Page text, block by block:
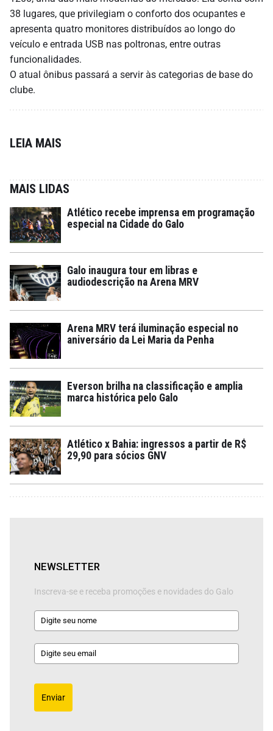
38 lugares, que privilegiam o conforto dos ocupantes e
apresenta quatro monitores distribuídos ao longo do
veículo e entrada USB nas poltronas, entre outras
funcionalidades.
O atual ônibus passará a servir às categorias de base do
clube.
LEIA MAIS
MAIS LIDAS
Atlético recebe imprensa em programação
especial na Cidade do Galo
Galo inaugura tour em libras e
audiodescrição na Arena MRV
Arena MRV terá iluminação especial no
aniversário da Lei Maria da Penha
Everson brilha na classificação e amplia
marca histórica pelo Galo
Atlético x Bahia: ingressos a partir de R$
29,90 para sócios GNV
NEWSLETTER
Inscreva-se e receba promoções e novidades do Galo
Enviar